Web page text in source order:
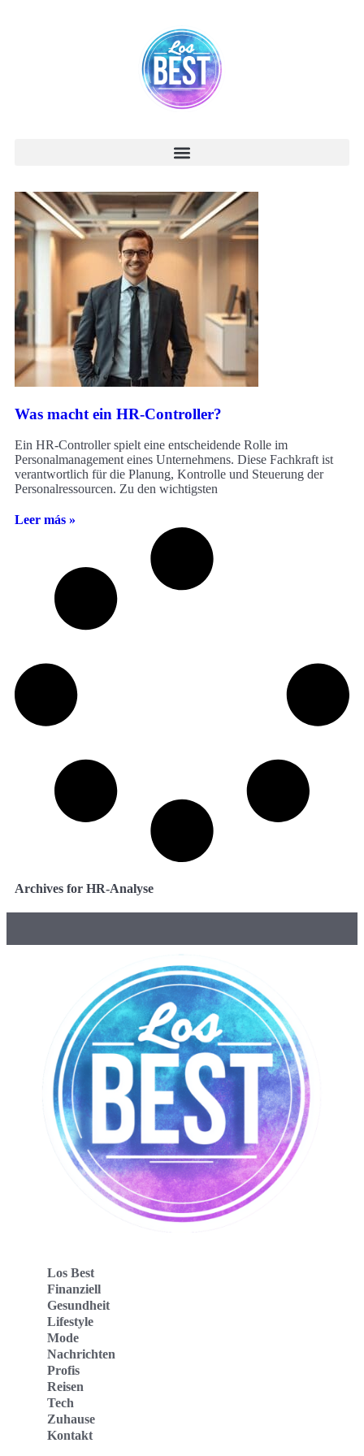
Was macht ein HR-Controller?
Ein HR-Controller spielt eine entscheidende Rolle im
Personalmanagement eines Unternehmens. Diese Fachkraft ist
verantwortlich für die Planung, Kontrolle und Steuerung der
Personalressourcen. Zu den wichtigsten
Leer más »
Archives for HR-Analyse
Los Best
Finanziell
Gesundheit
Lifestyle
Mode
Nachrichten
Profis
Reisen
Tech
Zuhause
Kontakt